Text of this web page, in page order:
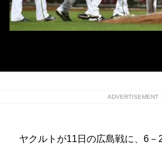
ADVERTISEMENT
ヤクルトが11日の広島戦に、6－